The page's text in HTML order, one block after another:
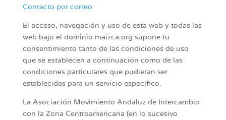
Contacto por correo
El acceso, navegación y uso de esta web y todas las
web bajo el dominio maizca.org supone tu
consentimiento tanto de las condiciones de uso
que se establecen a continuación como de las
condiciones particulares que pudieran ser
establecidas para un servicio específico.
La Asociación Movimiento Andaluz de Intercambio
con la Zona Centroamericana (en lo sucesivo